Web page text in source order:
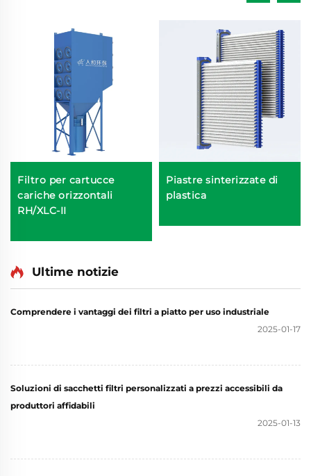
Filtro per cartucce
cariche orizzontali
RH/XLC-II
Piastre sinterizzate di
plastica
Ultime notizie
Comprendere i vantaggi dei filtri a piatto per uso industriale
2025-01-17
Soluzioni di sacchetti filtri personalizzati a prezzi accessibili da
produttori affidabili
2025-01-13